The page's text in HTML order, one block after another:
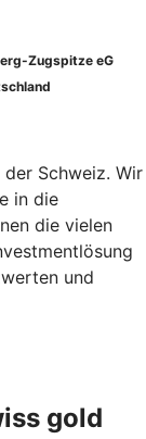
Zugspitze eG
Schweiz. Wir
in die
die vielen
und
gold